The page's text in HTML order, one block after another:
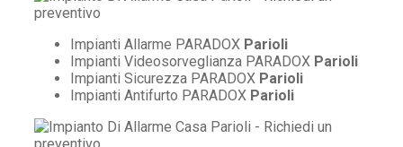
Impianti Allarme PARADOX Parioli
Impianti Videosorveglianza PARADOX Parioli
Impianti Sicurezza PARADOX Parioli
Impianti Antifurto PARADOX Parioli